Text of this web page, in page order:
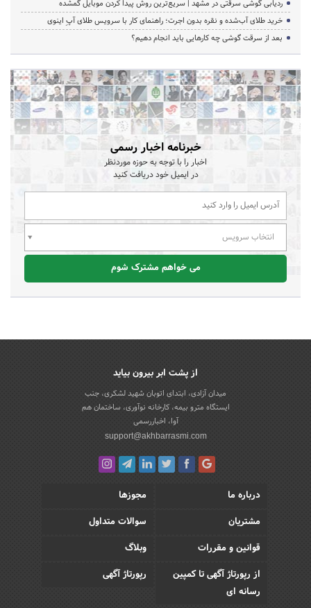
ردیابی گوشی سرقتی در مشهد | سریع‌ترین روش پیدا کردن موبایل گمشده
خرید طلای آب‌شده و نقره بدون اجرت؛ راهنمای کار با سرویس طلای آپِ اینوی
بعد از سرقت گوشی چه کارهایی باید انجام دهیم؟
خبرنامه اخبار رسمی
اخبار را با توجه به حوزه موردنظر
در ایمیل خود دریافت کنید
انتخاب سرویس
می خواهم مشترک شوم
از پشت ابر بیرون بیاید
میدان آزادی، ابتدای اتوبان شهید لشکری، جنب
ایستگاه مترو بیمه، کارخانه نوآوری، ساختمان هم
آوا، اخباررسمی
support@akhbarrasmi.com
درباره ما
مجوزها
مشتریان
سوالات متداول
قوانین و مقررات
وبلاگ
از رپورتاژ آگهی تا کمپین
رسانه ای
رپورتاژ آگهی